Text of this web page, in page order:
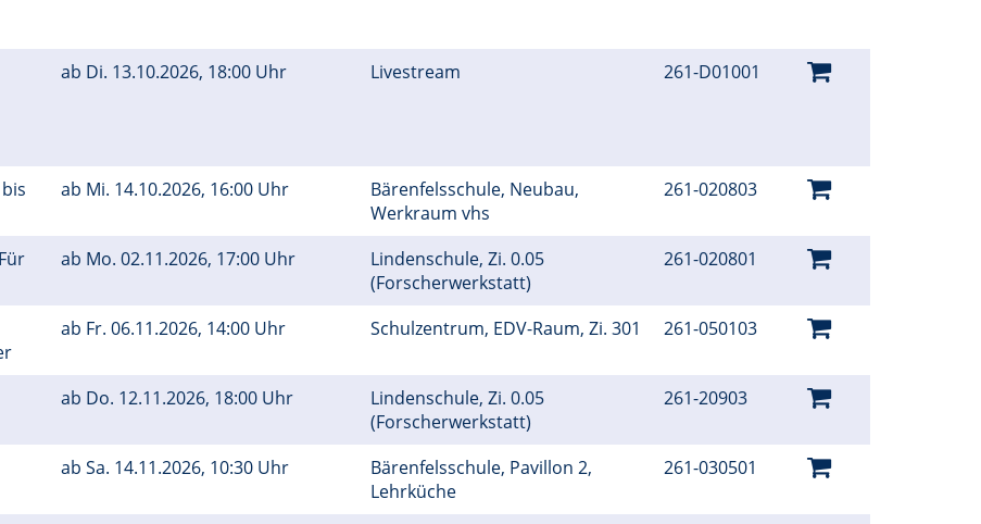
ab Di. 13.10.2026, 18:00 Uhr Livestream 261-D01001
ab Mi. 14.10.2026, 16:00 Uhr
Bärenfelsschule, Neubau,
Werkraum vhs
261-020803
ab Mo. 02.11.2026, 17:00 Uhr
Lindenschule, Zi. 0.05
(Forscherwerkstatt)
261-020801
ab Fr. 06.11.2026, 14:00 Uhr Schulzentrum, EDV-Raum, Zi. 301 261-050103
ab Do. 12.11.2026, 18:00 Uhr
Lindenschule, Zi. 0.05
(Forscherwerkstatt)
261-20903
ab Sa. 14.11.2026, 10:30 Uhr
Bärenfelsschule, Pavillon 2,
Lehrküche
261-030501